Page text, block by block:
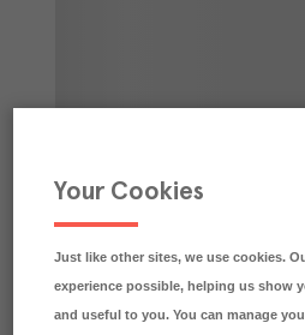
Your Cookies
Just like other sites, we use cookies.
experience possible, helping us show
and useful to you. You can manage